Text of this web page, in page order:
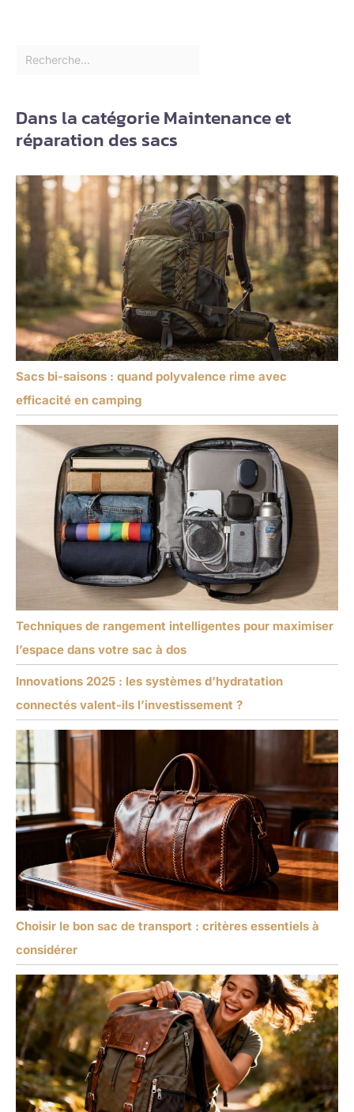
Dans la catégorie Maintenance et
réparation des sacs
Sacs bi-saisons : quand polyvalence rime avec
efficacité en camping
Techniques de rangement intelligentes pour maximiser
l’espace dans votre sac à dos
Innovations 2025 : les systèmes d’hydratation
connectés valent-ils l’investissement ?
Choisir le bon sac de transport : critères essentiels à
considérer